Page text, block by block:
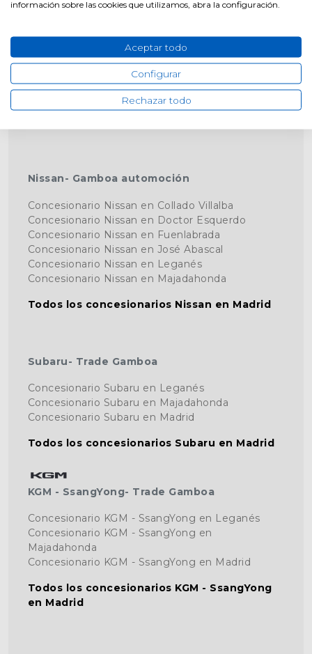
Toyota- Gamboa Ecoauto
Concesionario Toyota en Fuenlabrada (La
Nissan- Gamboa automoción
Concesionario Nissan en Collado Villalba
Concesionario Nissan en Doctor Esquerdo
Concesionario Nissan en Fuenlabrada
Concesionario Nissan en José Abascal
Concesionario Nissan en Leganés
Concesionario Nissan en Majadahonda
Todos los concesionarios Nissan en Madrid
Subaru- Trade Gamboa
Concesionario Subaru en Leganés
Concesionario Subaru en Majadahonda
Concesionario Subaru en Madrid
Todos los concesionarios Subaru en Madrid
KGM - SsangYong- Trade Gamboa
Concesionario KGM - SsangYong en Leganés
Concesionario KGM - SsangYong en
Majadahonda
Concesionario KGM - SsangYong en Madrid
Todos los concesionarios KGM - SsangYong
en Madrid
información sobre las cookies que utilizamos, abra la configuración.
Aceptar todo
Configurar
Rechazar todo